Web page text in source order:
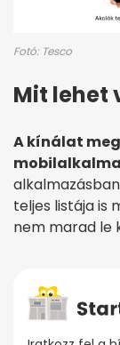
Fotó: Tesco
Mit lehet
A kínálat
teljes listája is
nem marad le